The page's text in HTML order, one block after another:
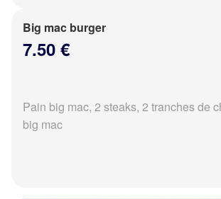
Big mac burger
7.50 €
Pain big mac, 2 steaks, 2 tranches de
big mac